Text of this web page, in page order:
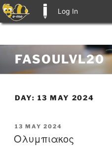
Log In
content
FASOULVL20
DAY: 13 MAY 2024
POSTED
ON
13 MAY 2024
Ολυμπιακος